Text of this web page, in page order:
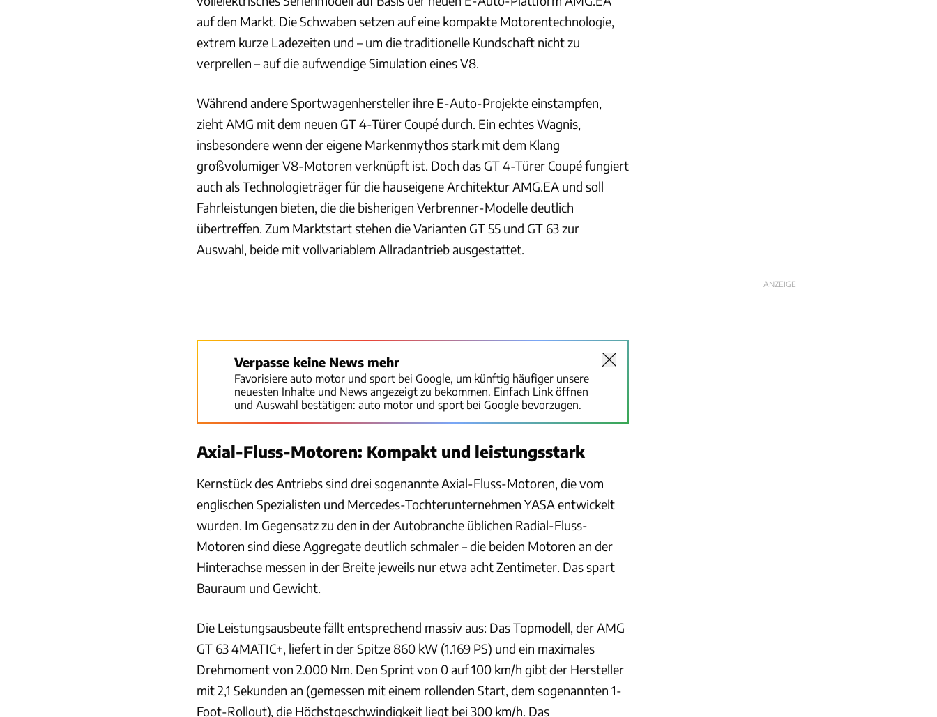
auf den Markt. Die Schwaben setzen auf eine kompakte Motorentechnologie,
extrem kurze Ladezeiten und – um die traditionelle Kundschaft nicht zu
verprellen – auf die aufwendige Simulation eines V8.
Während andere Sportwagenhersteller ihre E-Auto-Projekte einstampfen,
zieht AMG mit dem neuen GT 4-Türer Coupé durch. Ein echtes Wagnis,
insbesondere wenn der eigene Markenmythos stark mit dem Klang
großvolumiger V8-Motoren verknüpft ist. Doch das GT 4-Türer Coupé fungiert
auch als Technologieträger für die hauseigene Architektur AMG.EA und soll
Fahrleistungen bieten, die die bisherigen Verbrenner-Modelle deutlich
übertreffen. Zum Marktstart stehen die Varianten GT 55 und GT 63 zur
Auswahl, beide mit vollvariablem Allradantrieb ausgestattet.
ANZEIGE
Verpasse keine News mehr
Favorisiere auto motor und sport bei Google, um künftig häufiger unsere
neuesten Inhalte und News angezeigt zu bekommen. Einfach Link öffnen
und Auswahl bestätigen: auto motor und sport bei Google bevorzugen.
Axial-Fluss-Motoren: Kompakt und leistungsstark
Kernstück des Antriebs sind drei sogenannte Axial-Fluss-Motoren, die vom
englischen Spezialisten und Mercedes-Tochterunternehmen YASA entwickelt
wurden. Im Gegensatz zu den in der Autobranche üblichen Radial-Fluss-
Motoren sind diese Aggregate deutlich schmaler – die beiden Motoren an der
Hinterachse messen in der Breite jeweils nur etwa acht Zentimeter. Das spart
Bauraum und Gewicht.
Die Leistungsausbeute fällt entsprechend massiv aus: Das Topmodell, der AMG
GT 63 4MATIC+, liefert in der Spitze 860 kW (1.169 PS) und ein maximales
Drehmoment von 2.000 Nm. Den Sprint von 0 auf 100 km/h gibt der Hersteller
mit 2,1 Sekunden an (gemessen mit einem rollenden Start, dem sogenannten 1-
Foot-Rollout), die Höchstgeschwindigkeit liegt bei 300 km/h. Das